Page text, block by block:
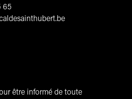
65
être informé de toute